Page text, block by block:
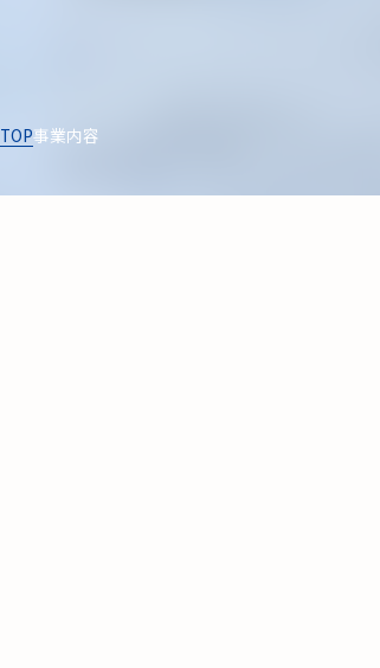
TOP事業内容